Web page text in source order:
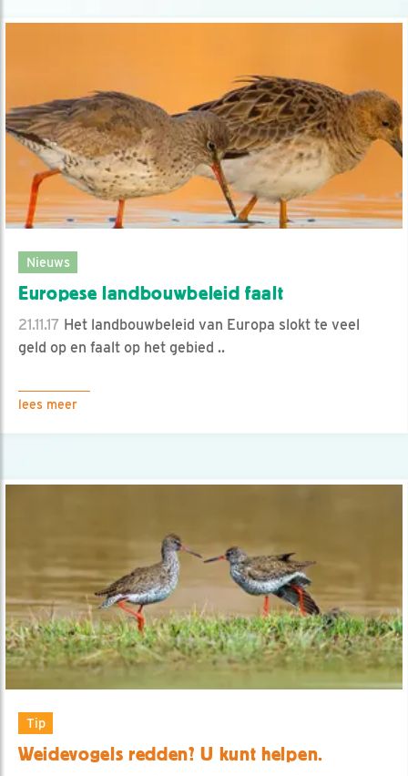
Nieuws
Europese landbouwbeleid faalt
21.11.17 Het landbouwbeleid van Europa slokt te veel
geld op en faalt op het gebied ..
lees meer
Tip
Weidevogels redden? U kunt helpen.